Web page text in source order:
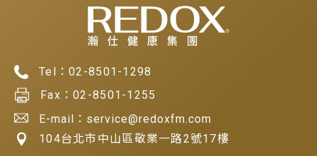
Tel：02-8501-1298
Fax：02-8501-1255
E-mail：service@redoxfm.com
104台北市中山區敬業一路2號17樓